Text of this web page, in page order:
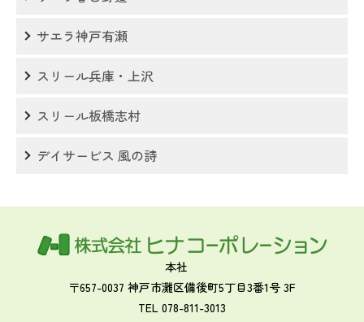
サエラ神戸有瀬
スリール兵庫・上沢
スリール板橋志村
デイサービス 風の詩
本社
〒657-0037 神戸市灘区備後町5丁目3番1号 3F
TEL 078-811-3013